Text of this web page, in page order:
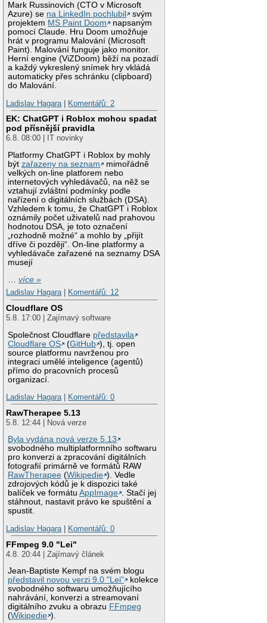
Mark Russinovich (CTO v Microsoft
Azure) se na LinkedIn pochlubil
svým
projektem MS Paint Doom
napsaným
pomocí Claude. Hru Doom umožňuje
hrát v programu Malování (Microsoft
Paint). Malování funguje jako monitor.
Herní engine (ViZDoom) běží na pozadí
a každý vykreslený snímek hry vkládá
automaticky přes schránku (clipboard)
do Malování.
Ladislav Hagara
Komentářů: 2
EK: ChatGPT i Roblox mohou spadat
pod přísnější pravidla
6.8. 08:00 | IT novinky
Platformy ChatGPT i Roblox by mohly
býtzařazeny na seznam
mimořádně
velkých on-line platforem nebo
internetových vyhledávačů, na něž se
vztahují zvláštní podmínky podle
nařízení o digitálních službách (DSA).
Vzhledem k tomu, že ChatGPT i Roblox
oznámily počet uživatelů nad prahovou
hodnotou DSA, je toto označení
„rozhodně možné“ a mohlo by „přijít
dříve či později“. On-line platformy a
vyhledávače zařazené na seznamy DSA
musejí
…více »
Ladislav Hagara| Komentářů: 12
Cloudflare OS
5.8. 17:00 | Zajímavý software
Společnost Cloudflare představila
Cloudflare OS
(GitHub ), tj. open
source platformu navrženou pro
integraci umělé inteligence (agentů)
přímo do pracovních procesů
organizací.
Ladislav Hagara| Komentářů: 0
RawTherapee 5.13
5.8. 12:44 | Nová verze
Byla vydána nová verze 5.13
svobodného multiplatformního softwaru
pro konverzi a zpracování digitálních
fotografií primárně ve formátů RAW
RawTherapee (Wikipedie ). Vedle
zdrojových kódů je k dispozici také
balíček ve formátuAppImage . Stačí jej
stáhnout, nastavit právo ke spuštění a
spustit.
Ladislav Hagara| Komentářů: 0
FFmpeg 9.0 "Lei"
4.8. 20:44 | Zajímavý článek
Jean-Baptiste Kempf na svém blogu
představil novou verzi 9.0 "Lei"
kolekce
svobodného softwaru umožňujícího
nahrávání, konverzi a streamovaní
digitálního zvuku a obrazu FFmpeg
(Wikipedie ).